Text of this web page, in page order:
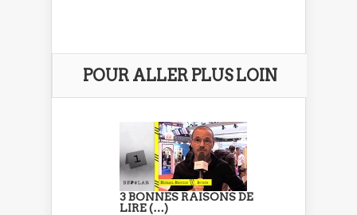
POUR ALLER PLUS LOIN
3 BONNES RAISONS DE
LIRE (…)